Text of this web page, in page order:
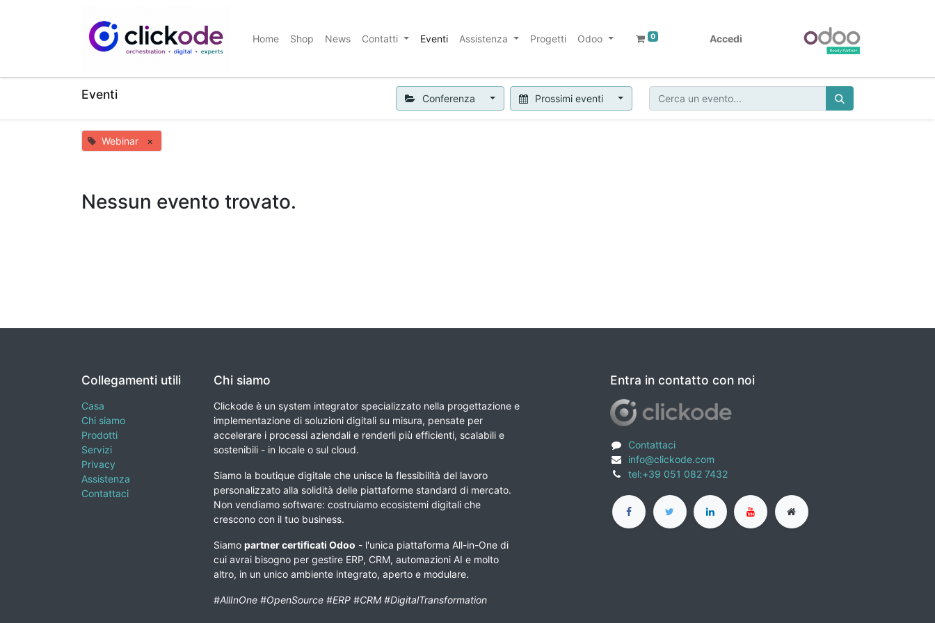
Home Shop News Contatti Eventi Assistenza Progetti Odoo 0 Accedi
Eventi Conferenza Prossimi eventi
Webinar ×
Nessun evento trovato.
Collegamenti utili
Casa
Chi siamo
Prodotti
Servizi
Privacy
Assistenza
Contattaci
Chi siamo
Clickode è un system integrator specializzato nella progettazione e
implementazione di soluzioni digitali su misura, pensate per
accelerare i processi aziendali e renderli più efficienti, scalabili e
sostenibili - in locale o sul cloud.
Siamo la boutique digitale che unisce la flessibilità del lavoro
personalizzato alla solidità delle piattaforme standard di mercato.
Non vendiamo software: costruiamo ecosistemi digitali che
crescono con il tuo business.
Siamo partner certificati Odoo - l'unica piattaforma All-in-One di
cui avrai bisogno per gestire ERP, CRM, automazioni AI e molto
altro, in un unico ambiente integrato, aperto e modulare.
#AllInOne #OpenSource #ERP #CRM #DigitalTransformation
Entra in contatto con noi
Contattaci
info@clickode.com
tel:+39 051 082 7432